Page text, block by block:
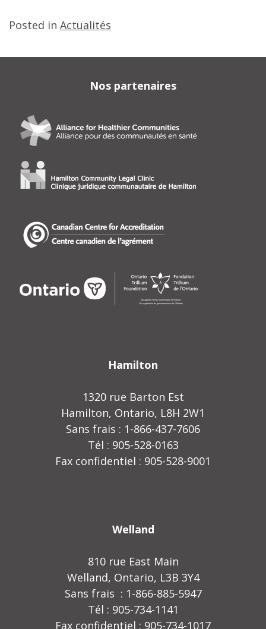
Posted in Actualités
Nos partenaires
Hamilton
1320 rue Barton Est
Hamilton, Ontario, L8H 2W1
Sans frais : 1-866-437-7606
Tél : 905-528-0163
Fax confidentiel : 905-528-9001
Welland
810 rue East Main
Welland, Ontario, L3B 3Y4
Sans frais : 1-866-885-5947
Tél : 905-734-1141
Fax confidentiel : 905-734-1017